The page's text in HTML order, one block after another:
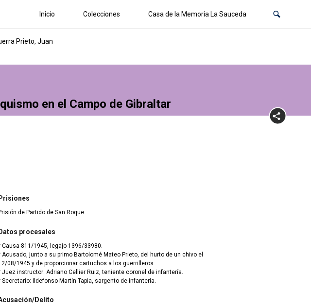
Inicio Colecciones Casa de la Memoria La Sauceda
Prieto, Juan
en el Campo de Gibraltar
Prisiones
de Partido de San Roque
Datos procesales
Causa 811/1945, legajo 1396/33980.
Acusado, junto a su primo Bartolomé Mateo Prieto, del hurto de un chivo el
08/1945 y de proporcionar cartuchos a los guerrilleros.
Juez instructor: Adriano Cellier Ruiz, teniente coronel de infantería.
Secretario: Ildefonso Martín Tapia, sargento de infantería.
Delito